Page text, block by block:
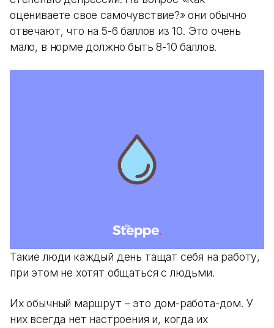
оцениваете свое самочувствие?» они обычно
отвечают, что на 5-6 баллов из 10. Это очень
мало, в норме должно быть 8-10 баллов.
Такие люди каждый день тащат себя на работу,
при этом не хотят общаться с людьми.
Их обычный маршрут – это дом-работа-дом. У
них всегда нет настроения и, когда их